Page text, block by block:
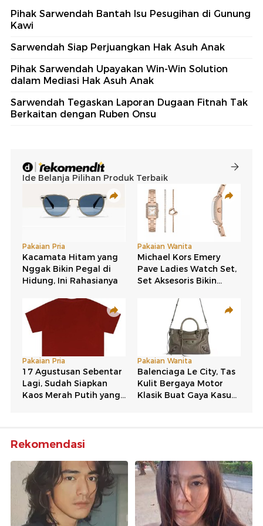
Pihak Sarwendah Bantah Isu Pesugihan di Gunung
Kawi
Sarwendah Siap Perjuangkan Hak Asuh Anak
Pihak Sarwendah Upayakan Win-Win Solution
dalam Mediasi Hak Asuh Anak
Sarwendah Tegaskan Laporan Dugaan Fitnah Tak
Berkaitan dengan Ruben Onsu
Rekomendasi